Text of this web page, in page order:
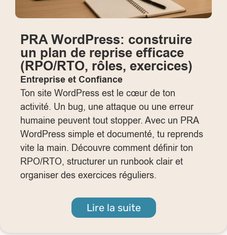
PRA WordPress: construire
un plan de reprise efficace
(RPO/RTO, rôles, exercices)
Entreprise et Confiance
Ton site WordPress est le cœur de ton
activité. Un bug, une attaque ou une erreur
humaine peuvent tout stopper. Avec un PRA
WordPress simple et documenté, tu reprends
vite la main. Découvre comment définir ton
RPO/RTO, structurer un runbook clair et
organiser des exercices réguliers.
Lire la suite